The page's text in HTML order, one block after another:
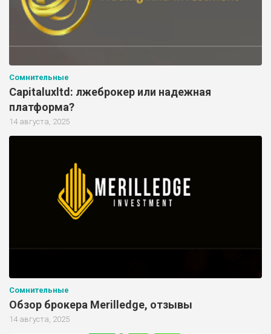
Сомнительные
Capitaluxltd: лжеброкер или надежная
платформа?
14 августа, 2025
Сомнительные
Обзор брокера Merilledge, отзывы
14 августа, 2025